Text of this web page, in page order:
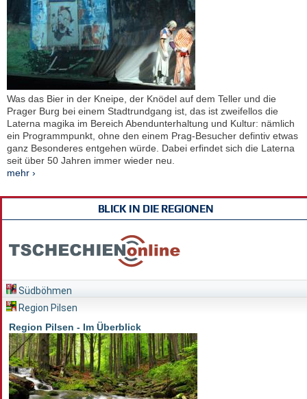
Was das Bier in der Kneipe, der Knödel auf dem Teller und die
Prager Burg bei einem Stadtrundgang ist, das ist zweifellos die
Laterna magika im Bereich Abendunterhaltung und Kultur: nämlich
ein Programmpunkt, ohne den einem Prag-Besucher defintiv etwas
ganz Besonderes entgehen würde. Dabei erfindet sich die Laterna
seit über 50 Jahren immer wieder neu.
mehr ›
BLICK IN DIE REGIONEN
Südböhmen
Region Pilsen
Region Pilsen - Im Überblick